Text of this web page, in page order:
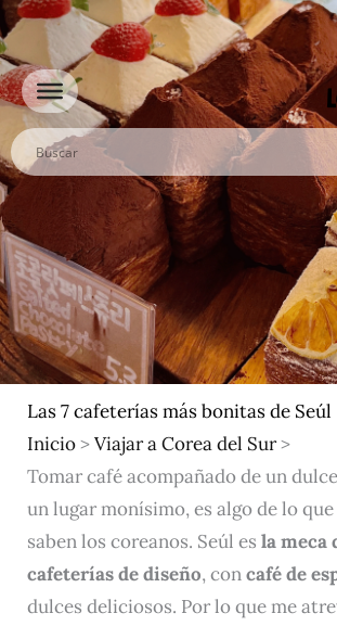
Ir
al
contenido
Las 7 cafeterías más bonitas de Seúl
Inicio>Viajar a Corea del Sur>
Tomar café acompañado de un
un lugar monísimo, es algo de lo
saben los coreanos. Seúl es la meca
cafeterías de diseño, concafé de
dulces deliciosos. Por lo que me